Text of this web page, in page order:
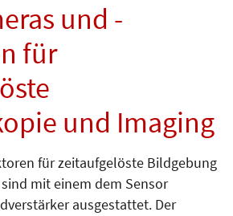
und -
für
und Imaging
für zeitaufgelöste Bildgebung
mit einem dem Sensor
ausgestattet. Der